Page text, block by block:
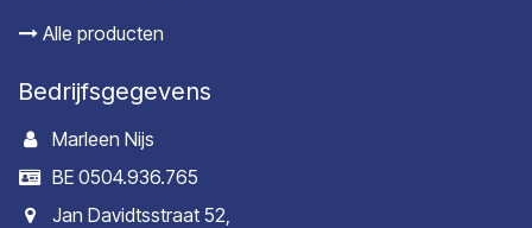
Alle producten
Bedrijfsgegevens
Marleen Nijs
BE 0504.936.765
Jan Davidtsstraat 52,